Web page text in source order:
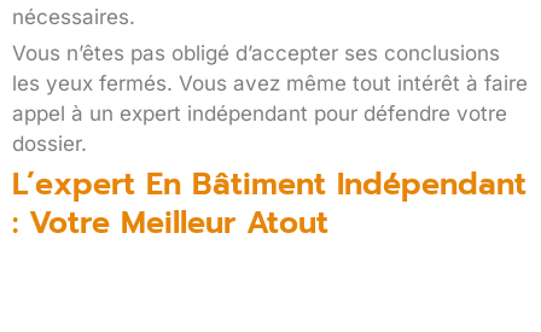
nécessaires.
Vous n’êtes pas obligé d’accepter ses conclusions
les yeux fermés. Vous avez même tout intérêt à faire
appel à un expert indépendant pour défendre votre
dossier.
L’expert En Bâtiment Indépendant
: Votre Meilleur Atout